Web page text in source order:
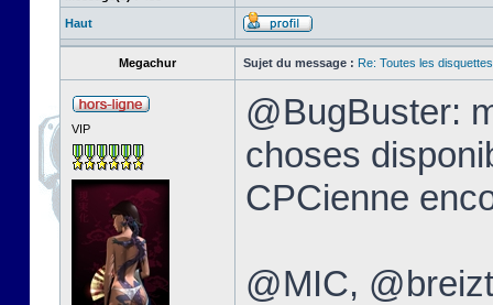
Haut
Megachur Sujet du message : Re: Toutes les
VIP
@BugBuster:
choses
CPCienne
@MIC,